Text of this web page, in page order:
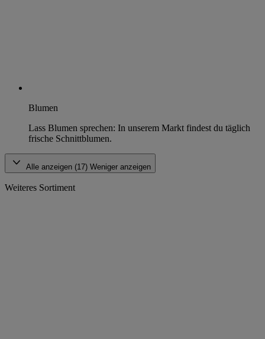
Blumen
Lass Blumen sprechen: In unserem Markt findest du täglich
frische Schnittblumen.
Alle anzeigen (17) Weniger anzeigen
Weiteres Sortiment